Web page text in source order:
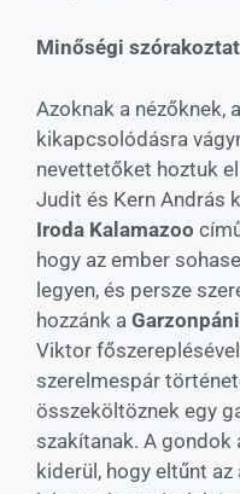
Minőségi
Azoknak a nézőknek,
kikapcsolódásra
nevettetőket hoztuk
Judit és Kern András
Iroda Kalamazoo
hogy az ember
legyen, és persze
hozzánk a
Viktor
szerelmespár
összeköltöznek egy
szakítanak. A
kiderül, hogy eltűnt